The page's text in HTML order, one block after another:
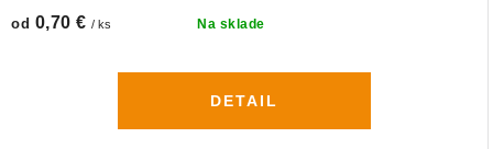
Na sklade
od 0,70 € / ks
DETAIL